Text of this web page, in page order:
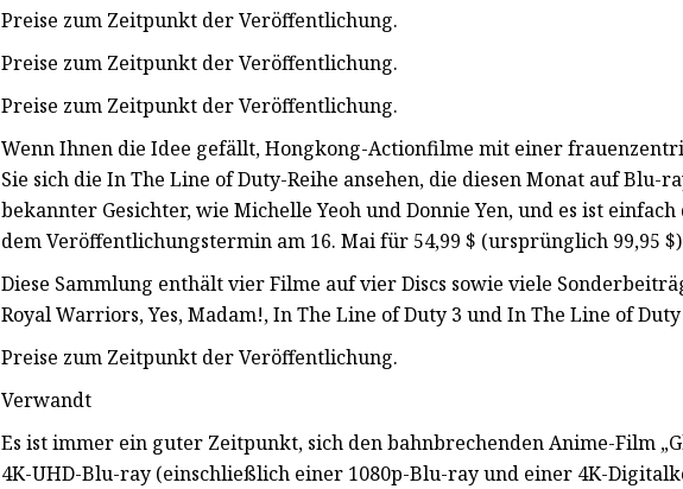
Preise zum Zeitpunkt der Veröffentlichung.
Preise zum Zeitpunkt der Veröffentlichung.
Preise zum Zeitpunkt der Veröffentlichung.
Wenn Ihnen die Idee gefällt, Hongkong-Actionfilme mit einer
Sie sich die In The Line of Duty-Reihe ansehen, die diesen Monat auf Blu-
bekannter Gesichter, wie Michelle Yeoh und Donnie Yen, und es ist
dem Veröffentlichungstermin am 16. Mai für 54,99 $ (ursprünglich 99,95
Diese Sammlung enthält vier Filme auf vier Discs sowie viele
Royal Warriors, Yes, Madam!, In The Line of Duty 3 und In The Line of Duty
Preise zum Zeitpunkt der Veröffentlichung.
Verwandt
Es ist immer ein guter Zeitpunkt, sich den bahnbrechenden Anime-Film
4K-UHD-Blu-ray (einschließlich einer 1080p-Blu-ray und einer 4K-